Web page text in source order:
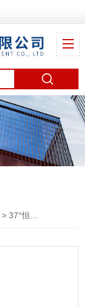
> 37°恒温水浴拉力衰减电子万能试验机